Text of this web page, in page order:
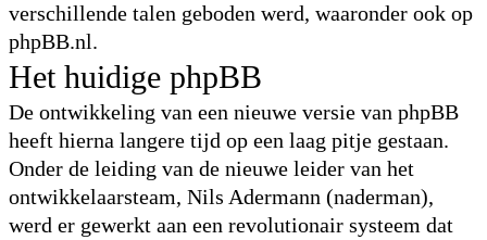
verschillende talen geboden werd, waaronder ook op
phpBB.nl.
Het huidige phpBB
De ontwikkeling van een nieuwe versie van phpBB
heeft hierna langere tijd op een laag pitje gestaan.
Onder de leiding van de nieuwe leider van het
ontwikkelaarsteam, Nils Adermann (naderman),
werd er gewerkt aan een revolutionair systeem dat